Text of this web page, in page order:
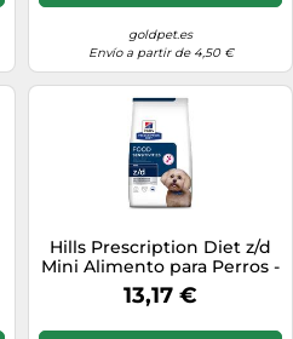
goldpet.es
Envío a partir de 4,50 €
Hills Prescription Diet z/d
Mini Alimento para Perros -
Saco de 1 Kg
13,17 €